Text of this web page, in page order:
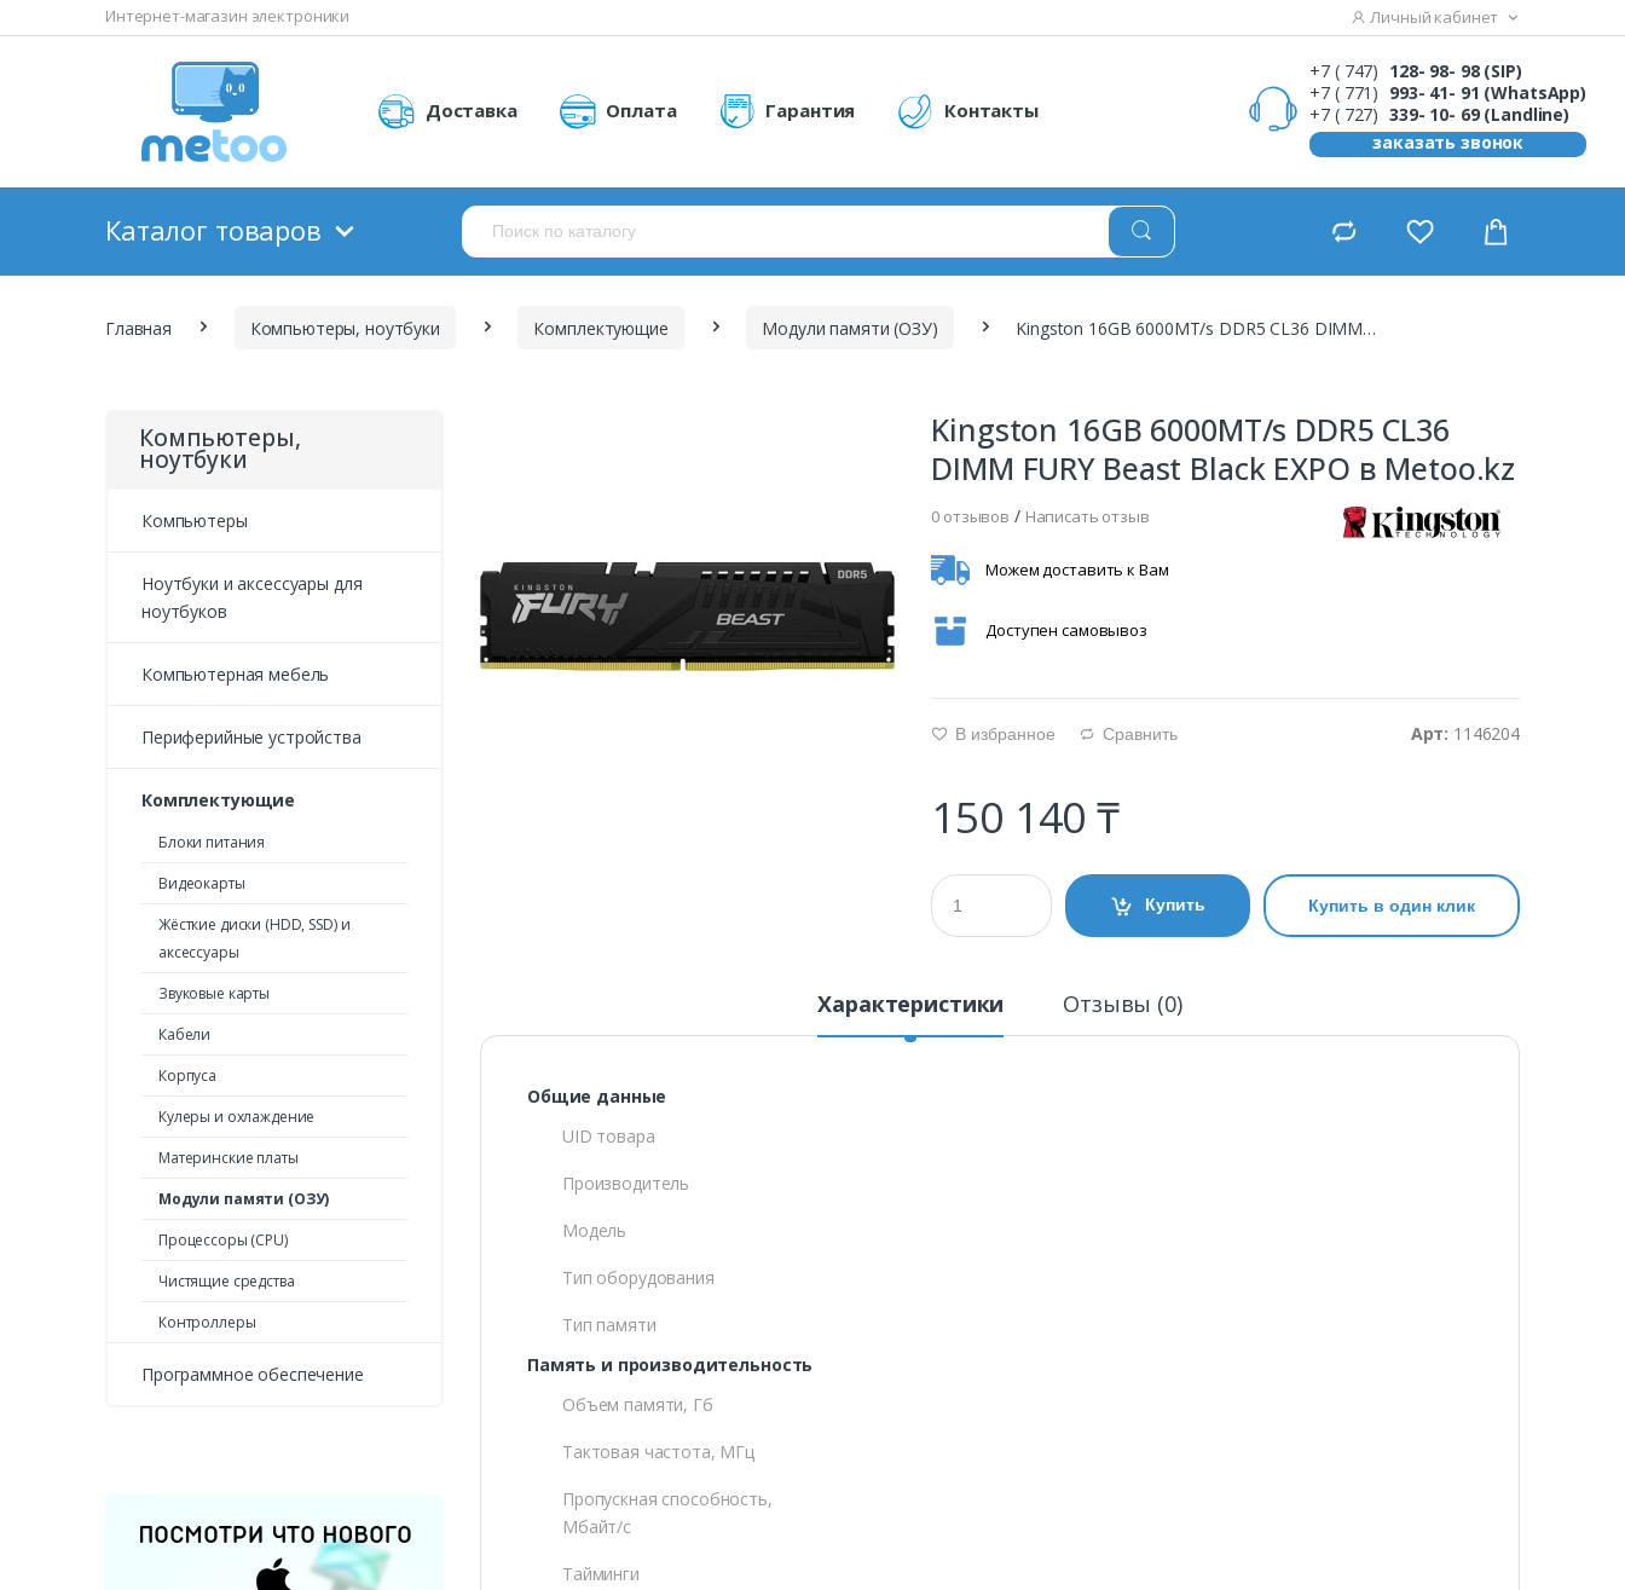
Интернет-магазин электроники Личный кабинет
Доставка Оплата Гарантия Контакты
+7 ( 747) 128- 98- 98 (SIP)
+7 ( 771) 993- 41- 91 (WhatsApp)
+7 ( 727) 339- 10- 69 (Landline)
заказать звонок
Каталог товаров
Главная Компьютеры, ноутбуки Комплектующие Модули памяти (ОЗУ) Kingston 16GB 6000MT/s DDR5 CL36 DIMM FURY Beast Black EXPO
Компьютеры,
ноутбуки
Компьютеры
Ноутбуки и аксессуары для
ноутбуков
Компьютерная мебель
Периферийные устройства
Комплектующие
Блоки питания
Видеокарты
Жёсткие диски (HDD, SSD) и
аксессуары
Звуковые карты
Кабели
Корпуса
Кулеры и охлаждение
Материнские платы
Модули памяти (ОЗУ)
Процессоры (CPU)
Чистящие средства
Контроллеры
Программное обеспечение
Kingston 16GB 6000MT/s DDR5 CL36
DIMM FURY Beast Black EXPO в Metoo.kz
0 отзывов / Написать отзыв
Можем доставить к Вам
Доступен самовывоз
Арт: 1146204
g В избранное d Сравнить
150 140 ₸
Купить Купить в один клик
Характеристики Отзывы (0)
Общие данные
UID товара
Производитель
Модель
Тип оборудования
Тип памяти
Память и производительность
Объем памяти, Гб
Тактовая частота, МГц
Пропускная способность,
Мбайт/с
Тайминги